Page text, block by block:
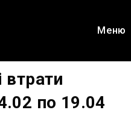
Меню
втрати
по 19.04